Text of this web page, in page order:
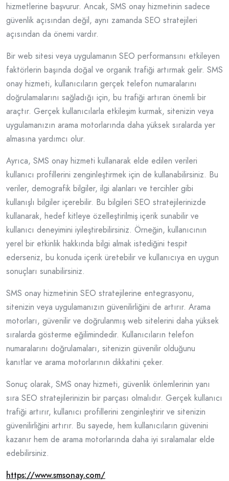
hizmetlerine başvurur. Ancak, SMS onay hizmetinin sadece
güvenlik açısından değil, aynı zamanda SEO stratejileri
açısından da önemi vardır.
Bir web sitesi veya uygulamanın SEO performansını etkileyen
faktörlerin başında doğal ve organik trafiği artırmak gelir. SMS
onay hizmeti, kullanıcıların gerçek telefon numaralarını
doğrulamalarını sağladığı için, bu trafiği artıran önemli bir
araçtır. Gerçek kullanıcılarla etkileşim kurmak, sitenizin veya
uygulamanızın arama motorlarında daha yüksek sıralarda yer
almasına yardımcı olur.
Ayrıca, SMS onay hizmeti kullanarak elde edilen verileri
kullanıcı profillerini zenginleştirmek için de kullanabilirsiniz. Bu
veriler, demografik bilgiler, ilgi alanları ve tercihler gibi
kullanışlı bilgiler içerebilir. Bu bilgileri SEO stratejilerinizde
kullanarak, hedef kitleye özelleştirilmiş içerik sunabilir ve
kullanıcı deneyimini iyileştirebilirsiniz. Örneğin, kullanıcının
yerel bir etkinlik hakkında bilgi almak istediğini tespit
ederseniz, bu konuda içerik üretebilir ve kullanıcıya en uygun
sonuçları sunabilirsiniz.
SMS onay hizmetinin SEO stratejilerine entegrasyonu,
sitenizin veya uygulamanızın güvenilirliğini de artırır. Arama
motorları, güvenilir ve doğrulanmış web sitelerini daha yüksek
sıralarda gösterme eğilimindedir. Kullanıcıların telefon
numaralarını doğrulamaları, sitenizin güvenilir olduğunu
kanıtlar ve arama motorlarının dikkatini çeker.
Sonuç olarak, SMS onay hizmeti, güvenlik önlemlerinin yanı
sıra SEO stratejilerinizin bir parçası olmalıdır. Gerçek kullanıcı
trafiği artırır, kullanıcı profillerini zenginleştirir ve sitenizin
güvenilirliğini artırır. Bu sayede, hem kullanıcıların güvenini
kazanır hem de arama motorlarında daha iyi sıralamalar elde
edebilirsiniz.
https://www.smsonay.com/